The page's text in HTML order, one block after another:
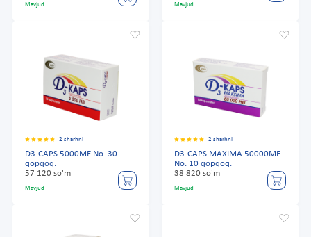
Mavjud Mavjud
2 sharhni
D3-CAPS 5000ME No. 30
qopqoq.
57 120 so'm
Mavjud
2 sharhni
D3-CAPS MAXIMA 50000ME
No. 10 qopqoq.
38 820 so'm
Mavjud